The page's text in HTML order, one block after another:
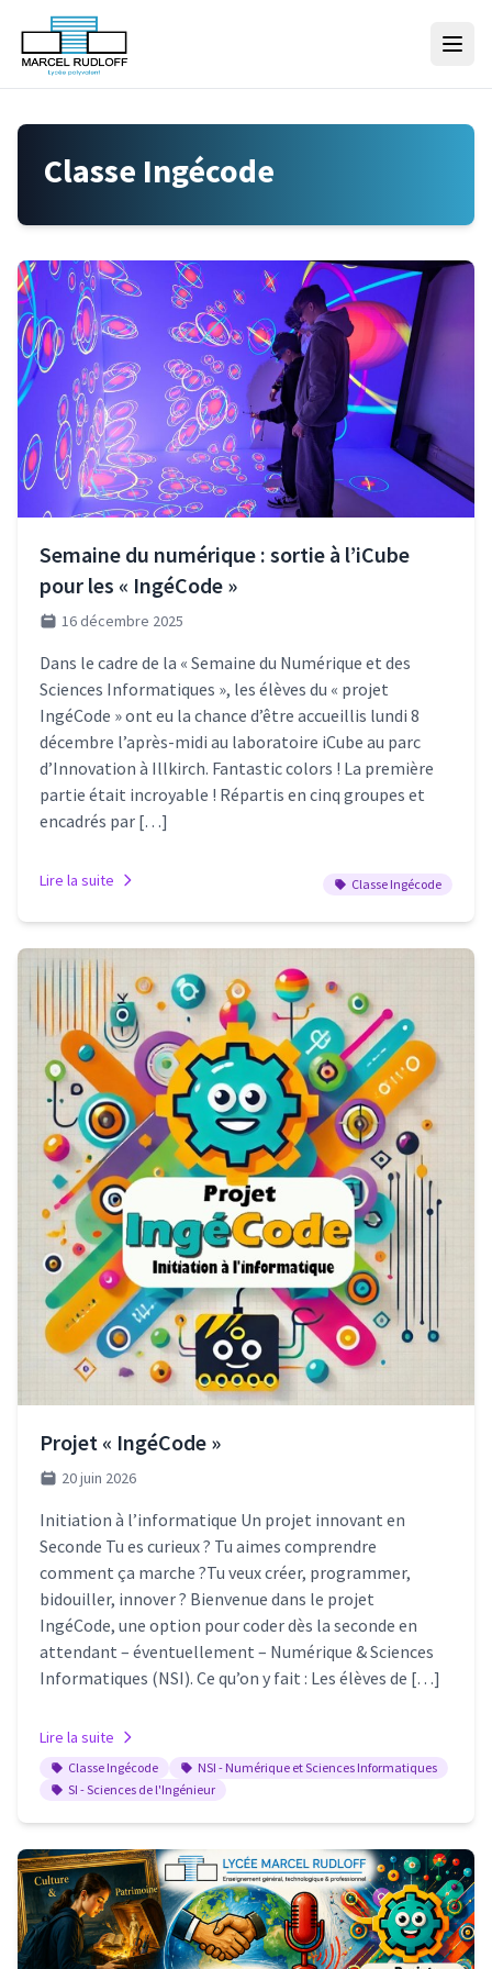
Skip to content
Classe Ingécode
Semaine du numérique : sortie à l’iCube
pour les « IngéCode »
16 décembre 2025
Dans le cadre de la « Semaine du Numérique et des
Sciences Informatiques », les élèves du « projet
IngéCode » ont eu la chance d’être accueillis lundi 8
décembre l’après-midi au laboratoire iCube au parc
d’Innovation à Illkirch. Fantastic colors ! La première
partie était incroyable ! Répartis en cinq groupes et
encadrés par […]
Lire la suite Classe Ingécode
Projet « IngéCode »
20 juin 2026
Initiation à l’informatique Un projet innovant en
Seconde Tu es curieux ? Tu aimes comprendre
comment ça marche ?Tu veux créer, programmer,
bidouiller, innover ? Bienvenue dans le projet
IngéCode, une option pour coder dès la seconde en
attendant – éventuellement – Numérique & Sciences
Informatiques (NSI). Ce qu’on y fait : Les élèves de […]
Lire la suite
Classe Ingécode
NSI - Numérique et Sciences Informatiques
SI - Sciences de l'Ingénieur